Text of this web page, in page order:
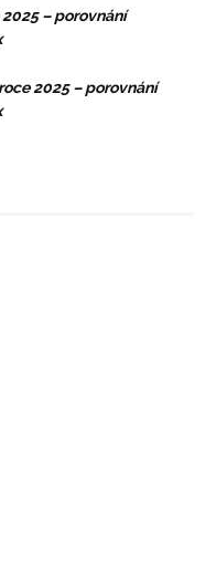
– porovnání
2025 – porovnání